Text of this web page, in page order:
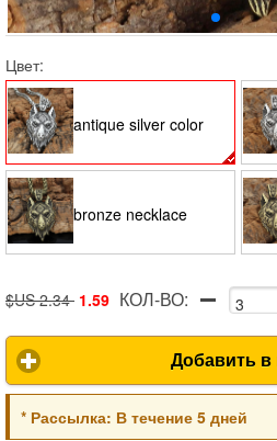
Цвет:
antique silver color
necklace
bronze necklace
$US 2.34 1.59 КОЛ-ВО:
Добавить в
*Рассылка: В течение 5 дней